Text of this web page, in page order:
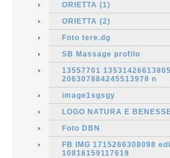
ORIETTA (1)
ORIETTA (2)
Foto tere.dg
SB Massage profilo
13557701
206307884245513978 n
image1sgsgy
LOGO NATURA E
Foto DBN
FB IMG 1715266308098
10816159117619